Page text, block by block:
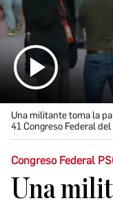
Una militante toma la
41 Congreso Federal del
Congreso Federal
Una